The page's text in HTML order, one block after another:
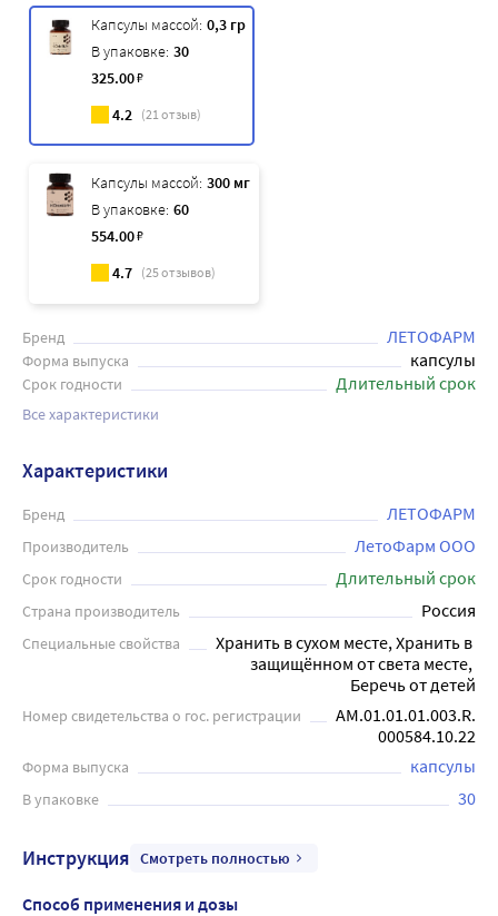
Капсулы массой: 0,3 гр
В упаковке: 30
325.00₽
4.2 (21отзыв)
Капсулы массой: 300 мг
В упаковке: 60
554.00₽
4.7 (25отзывов)
Бренд ЛЕТОФАРМ
Форма выпуска капсулы
Срок годности Длительный срок
Все характеристики
Характеристики
Бренд ЛЕТОФАРМ
Производитель ЛетоФарм ООО
Срок годности Длительный срок
Страна производитель Россия
Специальные свойства
Хранить в сухом месте, Хранить в
защищённом от света месте,
Беречь от детей
Номер свидетельства о гос. регистрации
AM.01.01.01.003.R.
000584.10.22
Форма выпуска капсулы
В упаковке 30
Инструкция Смотреть полностью
Способ применения и дозы